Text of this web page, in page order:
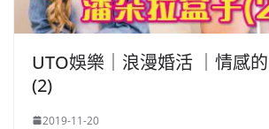
UTO娛樂｜浪漫婚活 ｜情感
(2)
2019-11-20